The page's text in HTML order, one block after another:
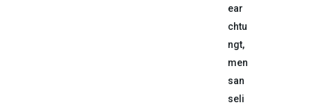
ear
chtu
ngt,
men
san
seli